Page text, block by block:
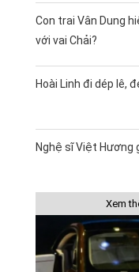
Con trai Vân Dung
với vai Chải?
Hoài Linh đi dép lê,
Nghệ sĩ Việt Hương
Xem